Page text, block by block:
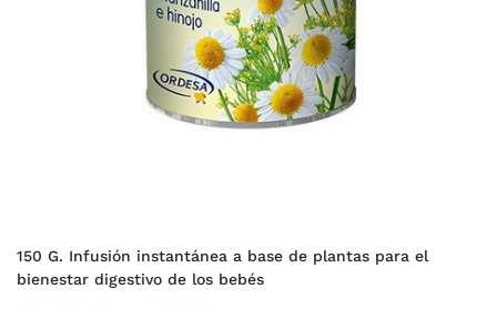
150 G. Infusión instantánea a base de plantas para el
bienestar digestivo de los bebés